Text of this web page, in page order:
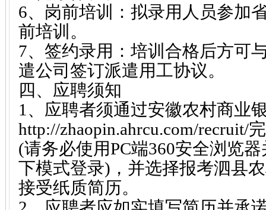
6、岗前培训：拟录用人员参加
前培训。
7、签约录用：培训合格后方可
遣公司签订派遣用工协议。
四、应聘须知
1、应聘者须通过安徽农村商业
http://zhaopin.ahrcu.com/recruit/
(请务必使用PC端360安全浏览
下模式登录)，并选择报考泗县
接受纸质简历。